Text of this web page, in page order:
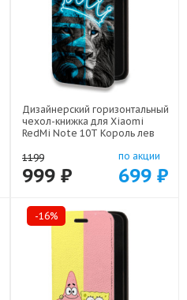
Дизайнерский горизонтальный
чехол-книжка для Xiaomi
RedMi Note 10T Король лев
1199
999 ₽
по акции
699 ₽
-16%